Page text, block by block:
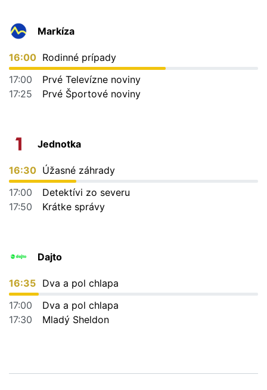
Markíza
16:00 Rodinné prípady
17:00
Prvé Televízne noviny
17:25
Prvé Športové noviny
Jednotka
16:30 Úžasné záhrady
17:00
Detektívi zo severu
17:50
Krátke správy
Dajto
16:35 Dva a pol chlapa
17:00
Dva a pol chlapa
17:30
Mladý Sheldon